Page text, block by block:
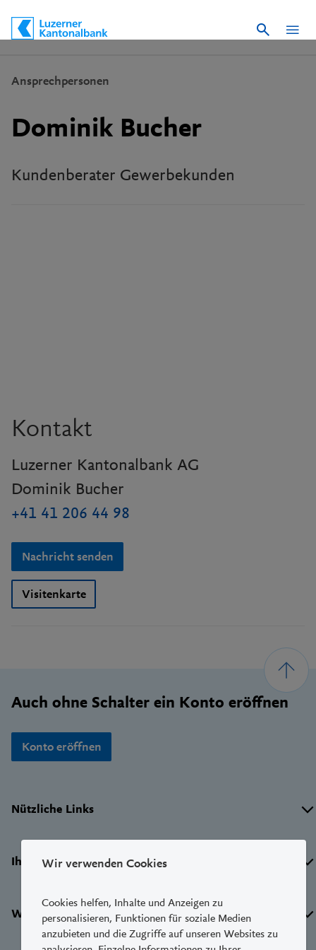
Wir verwenden Cookies
Cookies helfen, Inhalte und Anzeigen zu
personalisieren, Funktionen für soziale Medien
anzubieten und die Zugriffe auf unseren Websites zu
Suche
Ansprechpersonen
Dominik Bucher
Kundenberater Gewerbekunden
Kontakt
Luzerner Kantonalbank AG
Dominik Bucher
+41 41 206 44 98
Nachricht senden
Visitenkarte
Auch ohne Schalter ein Konto eröffnen
Konto eröffnen
Nützliche Links
Ihre LUKB
Weitere Dienste